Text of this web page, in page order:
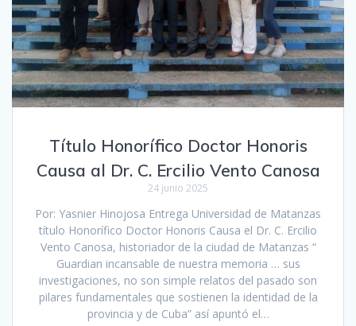
Título Honorífico Doctor Honoris
Causa al Dr. C. Ercilio Vento Canosa
24 junio 2025
Por: Yasnier Hinojosa Entrega Universidad de Matanzas
título Honorífico Doctor Honoris Causa el Dr. C. Ercilio
Vento Canosa, historiador de la ciudad de Matanzas “
Guardian incansable de nuestra memoria … sus
investigaciones, no son simple relatos del pasado son
pilares fundamentales que sostienen la identidad de la
provincia y de Cuba” así apuntó el…